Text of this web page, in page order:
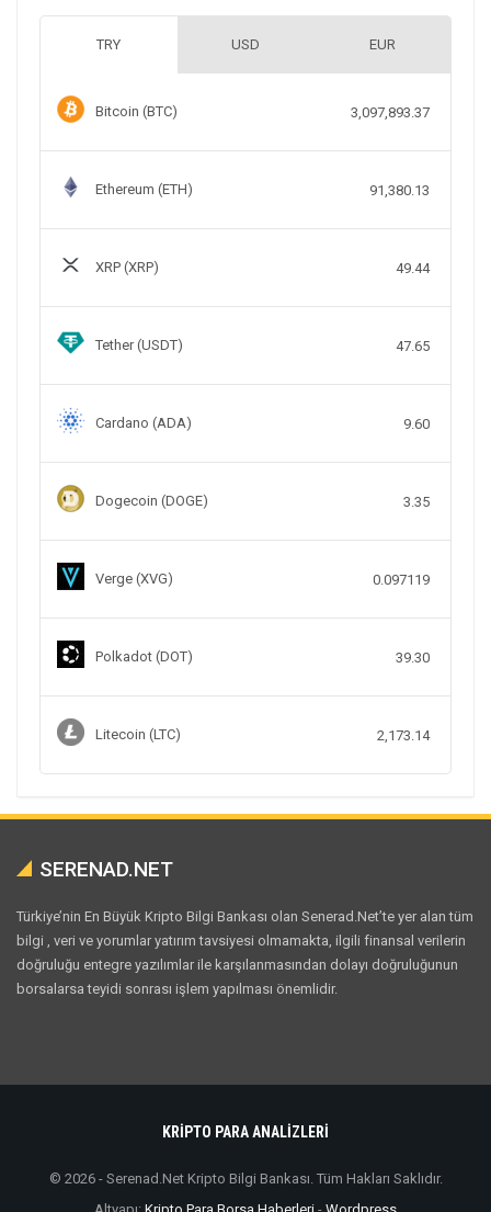
TRY USD EUR
Bitcoin (BTC) 3,097,893.37
Ethereum (ETH) 91,380.13
XRP (XRP) 49.44
Tether (USDT) 47.65
Cardano (ADA) 9.60
Dogecoin (DOGE) 3.35
Verge (XVG) 0.097119
Polkadot (DOT) 39.30
Litecoin (LTC) 2,173.14
SERENAD.NET
Türkiye’nin En Büyük Kripto Bilgi Bankası olan Senerad.Net’te yer alan tüm
bilgi , veri ve yorumlar yatırım tavsiyesi olmamakta, ilgili finansal verilerin
doğruluğu entegre yazılımlar ile karşılanmasından dolayı doğruluğunun
borsalarsa teyidi sonrası işlem yapılması önemlidir.
KRİPTO PARA ANALİZLERİ
© 2026 - Serenad.Net Kripto Bilgi Bankası. Tüm Hakları Saklıdır.